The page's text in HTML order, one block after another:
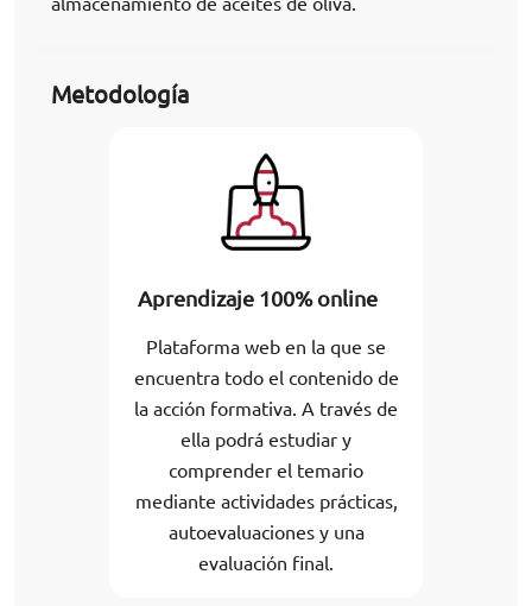
Metodología
Aprendizaje 100% online
Plataforma web en la que se
encuentra todo el contenido de
la acción formativa. A través de
ella podrá estudiar y
comprender el temario
mediante actividades prácticas,
autoevaluaciones y una
evaluación final.